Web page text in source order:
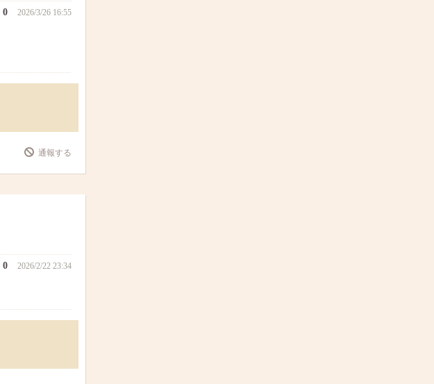
0 2026/3/26 16:55
通報する
0 2026/2/22 23:34